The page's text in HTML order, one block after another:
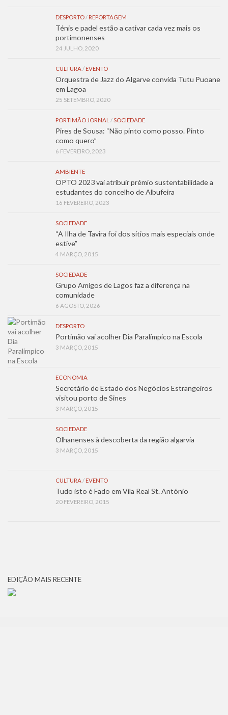
DESPORTO/ REPORTAGEM
Ténis e padel estão a cativar cada vez mais os
portimonenses
24 JULHO, 2020
CULTURA/ EVENTO
Orquestra de Jazz do Algarve convida Tutu Puoane
em Lagoa
25 SETEMBRO, 2020
PORTIMÃO JORNAL /SOCIEDADE
Pires de Sousa: “Não pinto como posso. Pinto
como quero”
6 FEVEREIRO, 2023
AMBIENTE
OPTO 2023 vai atribuir prémio sustentabilidade a
estudantes do concelho de Albufeira
16 FEVEREIRO, 2023
SOCIEDADE
“A Ilha de Tavira foi dos sítios mais especiais onde
estive”
4 MARÇO, 2015
SOCIEDADE
Grupo Amigos de Lagos faz a diferença na
comunidade
6 AGOSTO, 2026
DESPORTO
Portimão vai acolher Dia Paralímpico na Escola
3 MARÇO, 2015
ECONOMIA
Secretário de Estado dos Negócios Estrangeiros
visitou porto de Sines
3 MARÇO, 2015
SOCIEDADE
Olhanenses à descoberta da região algarvia
3 MARÇO, 2015
CULTURA/ EVENTO
Tudo isto é Fado em Vila Real St. António
20 FEVEREIRO, 2015
EDIÇÃO MAIS RECENTE